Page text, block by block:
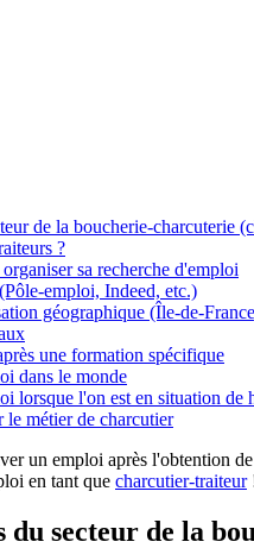
de la boucherie-charcuterie
?
sa recherche d'emploi
emploi, Indeed, etc.)
géographique (Île-de-
une formation spécifique
dans le monde
lorsque l'on est en situation de
le métier de charcutier
un emploi après l'obtention
en tant que charcutier-traiteur
secteur de la